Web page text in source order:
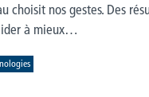
choisit nos gestes. Des
à mieux…